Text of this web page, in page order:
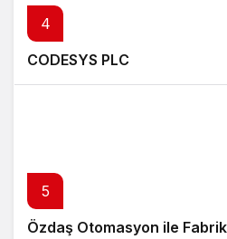
4
CODESYS PLC
5
Özdaş Otomasyon ile